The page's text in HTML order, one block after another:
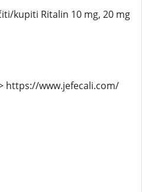
kupiti Ritalin 10 mg, 20 mg
https://www.jefecali.com/